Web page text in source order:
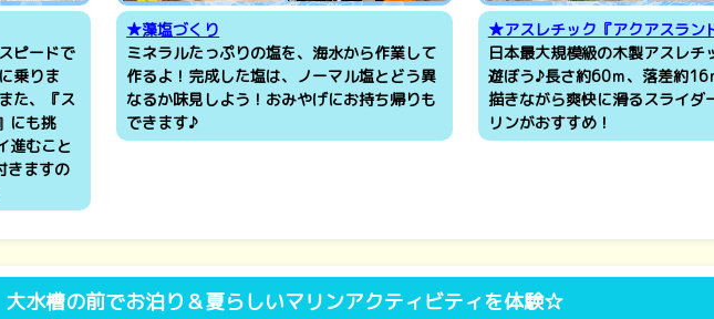
ピードで
乗りま
た、『ス
にも挑
進むこと
きますの
★藻塩づくり
ミネラルたっぷりの塩を、海水から作業して
作るよ！完成した塩は、ノーマル塩とどう異
なるか味見しよう！おみやげにお持ち帰りも
できます♪
★アスレチック『アクアスラン
日本最大規模級の木製アスレチ
遊ぼう♪長さ約60ｍ、落差約16
描きながら爽快に滑るスライダ
リンがおすすめ！
大水槽の前でお泊り＆夏らしいマリンアクティビティを体験☆